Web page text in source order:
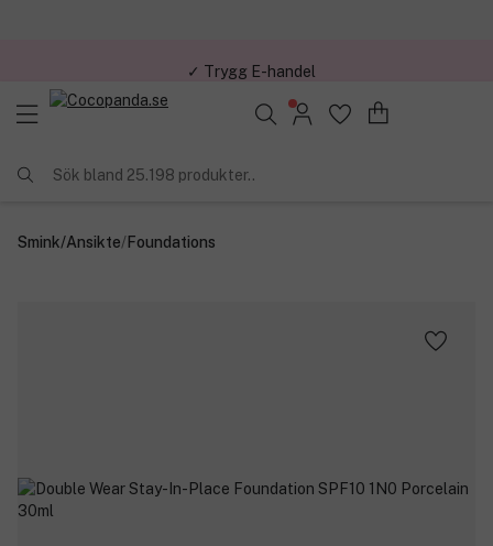
Sök bland 25.198 produkter..
Smink/Ansikte/Foundations